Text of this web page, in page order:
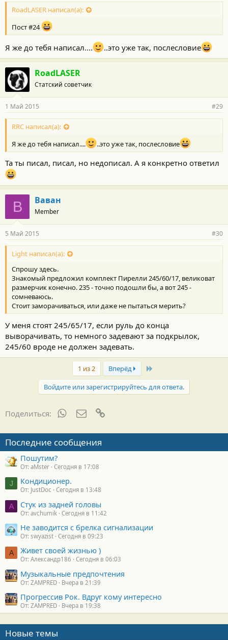
RoadLASER написал(а):
Пост #24
Я же до тебя написал.... ..это уже так, послесловие
RoadLASER
Статский советчик
1 Май 2015 #29
RRC написал(а):
Я же до тебя написал....
..это уже так, послесловие
Та ты писал, писал, но недописал. А я конкретно ответил
В Ваван
Member
5 Май 2015 #30
Light написал(а):
Спрошу здесь.
Знакомый предложил комплект Пирелли 245/60/17, великоват
размерчик конечно. 235 - точно подошли бы, а вот 245 -
сомневаюсь.
Стоит заморачиваться, или даже не пытаться мерить?
У меня стоят 245/65/17, если руль до конца
выворачивать, то немного задевают за подкрылок,
245/60 вроде не должен задевать.
1 из 2 Вперёд Last
Войдите или зарегистрируйтесь для ответа.
Поделиться: WhatsAppЭлектронная почта
Последние сообщения
Пошутим?
От: aMster Сегодня в 17:08
J Кондиционер.
От: JustDoc Сегодня в 13:48
A Стук из задней головы
От: avchumik Сегодня в 11:42
Не заводится с брелка сигнализации
От: swyazist Сегодня в 09:23
А Живет своей жизнью )
От: Александр186 Сегодня в 06:03
Музыкальные предпочтения
От: ZAMPRED Вчера в 21:39
Прогрессив Рок. Вдруг кому интересно
От: ZAMPRED Вчера в 19:38
Новые темы